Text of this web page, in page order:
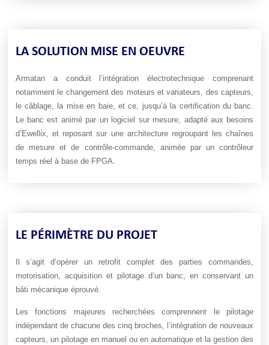
LA SOLUTION MISE EN OEUVRE
Armatan a conduit l’intégration électrotechnique comprenant
notamment le changement des moteurs et variateurs, des capteurs,
le câblage, la mise en baie, et ce, jusqu’à la certification du banc.
Le banc est animé par un logiciel sur mesure, adapté aux besoins
d’Ewellix, et reposant sur une architecture regroupant les chaînes
de mesure et de contrôle-commande, animée par un contrôleur
temps réel à base de FPGA.
LE PÉRIMÈTRE DU PROJET
Il s’agit d’opérer un retrofit complet des parties commandes,
motorisation, acquisition et pilotage d’un banc, en conservant un
bâti mécanique éprouvé.
Les fonctions majeures recherchées comprennent le pilotage
indépendant de chacune des cinq broches, l’intégration de nouveaux
capteurs, un pilotage en manuel ou en automatique et la gestion des